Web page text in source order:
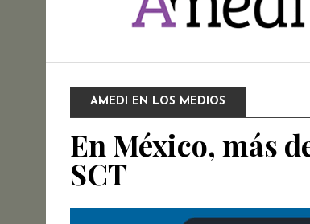
AMEDI EN LOS MEDIOS
En México, más
SCT